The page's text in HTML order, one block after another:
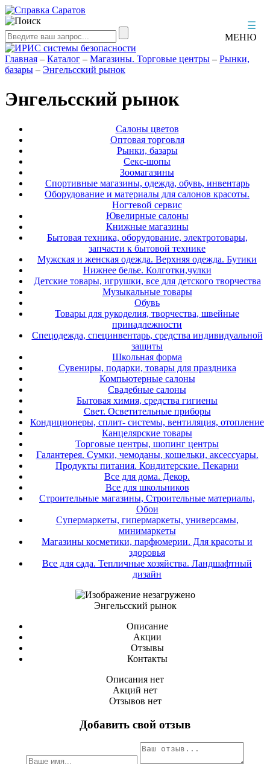
☰
МЕНЮ
Главная – Каталог – Магазины. Торговые центры – Рынки,
базары – Энгельсский рынок
Энгельсский рынок
Салоны цветов
Оптовая торговля
Рынки, базары
Секс-шопы
Зоомагазины
Спортивные магазины, одежда, обувь, инвентарь
Оборудование и материалы для салонов красоты.
Ногтевой сервис
Ювелирные салоны
Книжные магазины
Бытовая техника, оборудование, электротовары,
запчасти к бытовой технике
Мужская и женская одежда. Верхняя одежда. Бутики
Нижнее белье. Колготки,чулки
Детские товары, игрушки, все для детского творчества
Музыкальные товары
Обувь
Товары для рукоделия, творчества, швейные
принадлежности
Спецодежда, специнвентарь, средства индивидуальной
защиты
Школьная форма
Сувениры, подарки, товары для праздника
Компьютерные салоны
Свадебные салоны
Бытовая химия, средства гигиены
Свет. Осветительные приборы
Кондиционеры, сплит- системы, вентиляция, отопление
Канцелярские товары
Торговые центры, шопинг центры
Галантерея. Сумки, чемоданы, кошельки, аксессуары.
Продукты питания. Кондитерские. Пекарни
Все для дома. Декор.
Все для школьников
Строительные магазины, Строительные материалы,
Обои
Супермаркеты, гипермаркеты, универсамы,
минимаркеты
Магазины косметики, парфюмерии. Для красоты и
здоровья
Все для сада. Тепличные хозяйства. Ландшафтный
дизайн
Энгельсский рынок
Описание
Акции
Отзывы
Контакты
Описания нет
Акций нет
Отзывов нет
Добавить свой отзыв